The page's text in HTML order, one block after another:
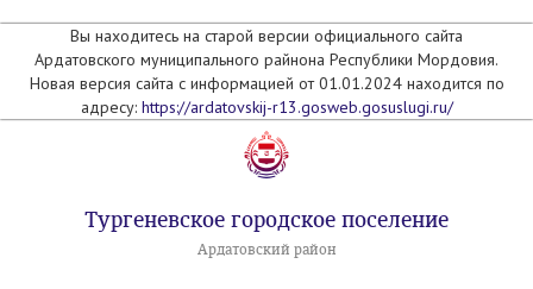
Вы находитесь на старой версии официального сайта
Ардатовского муниципального райнона Республики Мордовия.
Новая версия сайта с информацией от 01.01.2024 находится по
адресу: https://ardatovskij-r13.gosweb.gosuslugi.ru/
Тургеневское городское поселение
Ардатовский район